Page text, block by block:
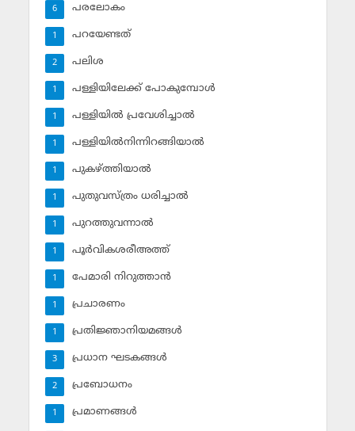
പരലോകം
6
പറയേണ്ടത്
1
പലിശ
2
പള്ളിയിലേക്ക് പോകുമ്പോള്‍
1
പള്ളിയില്‍ പ്രവേശിച്ചാല്‍
1
പള്ളിയില്‍നിന്നിറങ്ങിയാല്‍
1
പുകഴ്ത്തിയാല്‍
1
പുതുവസ്ത്രം ധരിച്ചാല്‍
1
പുറത്തുവന്നാല്‍
1
പൂര്‍വികശരീഅത്ത്
1
പേമാരി നിറുത്താന്‍
1
പ്രചാരണം
1
പ്രതിജ്ഞാനിയമങ്ങള്‍
1
പ്രധാന ഘടകങ്ങള്‍
3
പ്രബോധനം
2
പ്രമാണങ്ങള്‍
1